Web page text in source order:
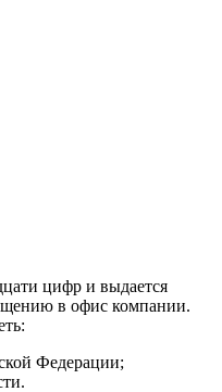
цифр и выдается
в офис компании.
Федерации;